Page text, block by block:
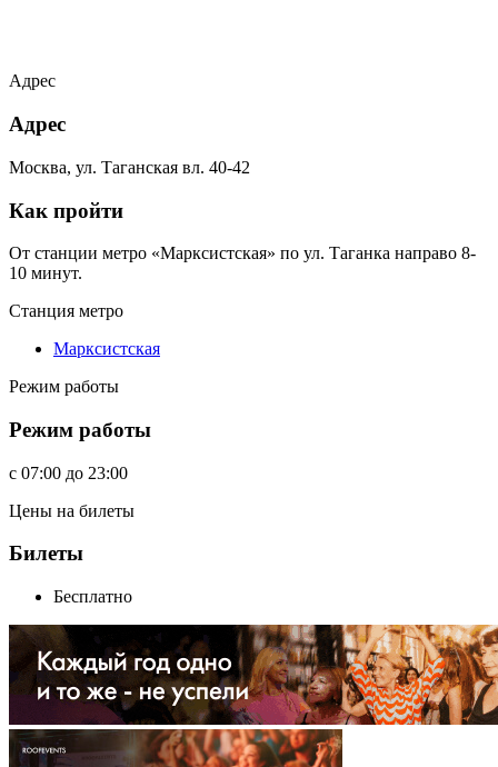
Адрес
Адрес
Москва, ул. Таганская вл. 40-42
Как пройти
От станции метро «Марксистская» по ул. Таганка направо 8-
10 минут.
Станция метро
Марксистская
Режим работы
Режим работы
c 07:00 до 23:00
Цены на билеты
Билеты
Бесплатно